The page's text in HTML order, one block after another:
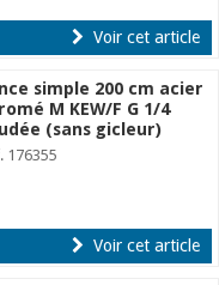
Voir cet article
simple 200 cm acier
M KEW/F G 1/4
(sans gicleur)
176355
Voir cet article